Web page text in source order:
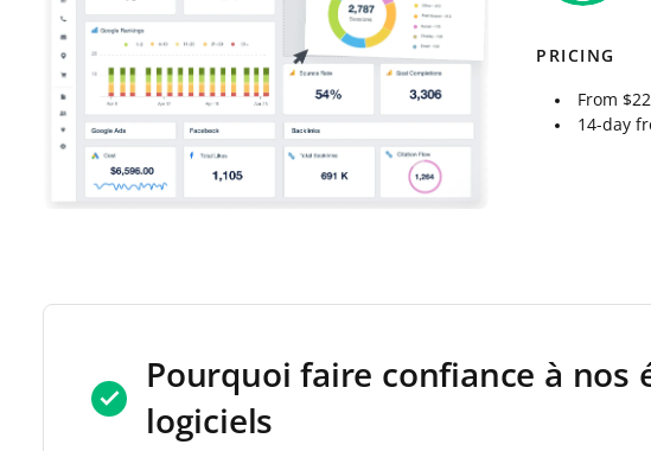
PRICING
From
14-day
Pourquoi faire confiance à nos
logiciels